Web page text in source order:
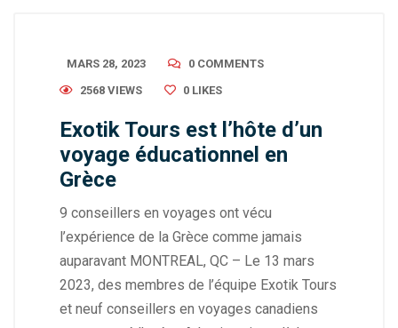
MARS 28, 2023
0 COMMENTS
2568 VIEWS
0 LIKES
Exotik Tours est l’hôte d’un
voyage éducationnel en
Grèce
9 conseillers en voyages ont vécu
l’expérience de la Grèce comme jamais
auparavant MONTREAL, QC – Le 13 mars
2023, des membres de l’équipe Exotik Tours
et neuf conseillers en voyages canadiens